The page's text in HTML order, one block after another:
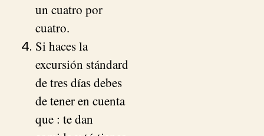
un cuatro por
cuatro.
Si haces la
excursión stándard
de tres días debes
de tener en cuenta
que : te dan